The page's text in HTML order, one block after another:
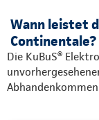
Wann leistet
Continentale?
Die KuBuS®